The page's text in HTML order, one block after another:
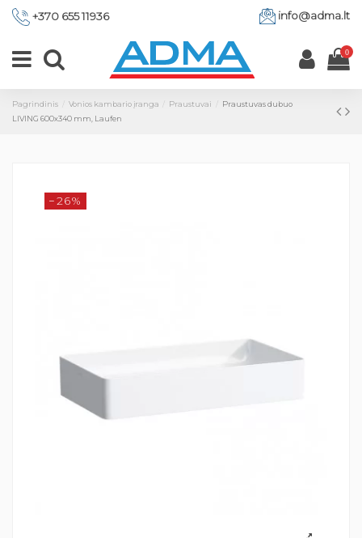
+370 655 11936 info@adma.lt
0
Pagrindinis Vonios kambario įranga Praustuvai
Praustuvas dubuo
LIVING 600x340 mm, Laufen
−26%